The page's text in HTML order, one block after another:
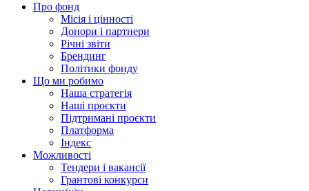
Про фонд
Місія і цінності
Донори і партнери
Річні звіти
Брендинг
Політики фонду
Що ми робимо
Наша стратегія
Наші проєкти
Підтримані проєкти
Платформа
Індекс
Можливості
Тендери і вакансії
Грантові конкурси